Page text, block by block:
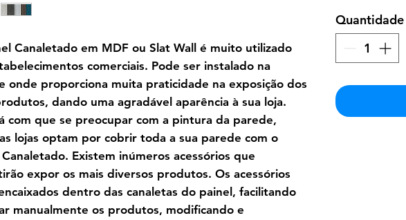
Canaletado em MDF ou Slat Wall é muito utilizado
comerciais. Pode ser instalado na
onde proporciona muita praticidade na exposição dos
dando uma agradável aparência à sua loja.
com que se preocupar com a pintura da parede,
lojas optam por cobrir toda a sua parede com o
Existem inúmeros acessórios que
expor os mais diversos produtos. Os acessórios
dentro das canaletas do painel, facilitando
manualmente os produtos, modificando e
Quantidade